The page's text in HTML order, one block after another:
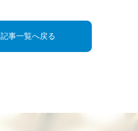
記事一覧へ戻る